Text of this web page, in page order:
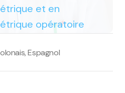
et en
opératoire
Espagnol